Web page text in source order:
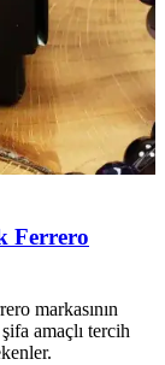
Ferrero
markasının
amaçlı tercih